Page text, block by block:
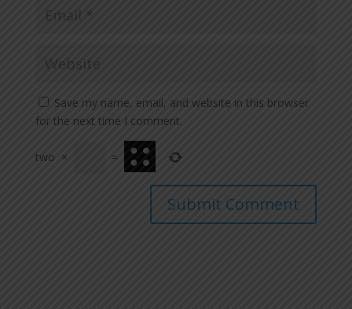
Save my name, email, and website in this browser
for the next time I comment.
two × =